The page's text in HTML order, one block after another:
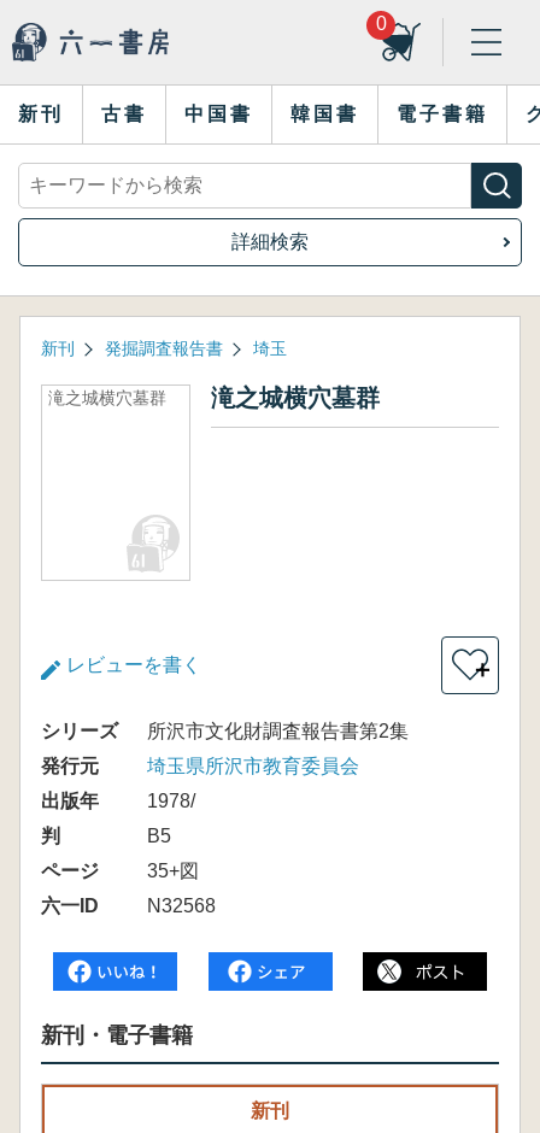
0
新刊 古書 中国書 韓国書 電子書籍
詳細検索
新刊 発掘調査報告書 埼玉
滝之城横穴墓群 滝之城横穴墓群
レビューを書く ＋
シリーズ
所沢市文化財調査報告書第2集
発行元
埼玉県所沢市教育委員会
出版年
1978/
判
B5
ページ
35+図
六一ID
N32568
新刊・電子書籍
新刊